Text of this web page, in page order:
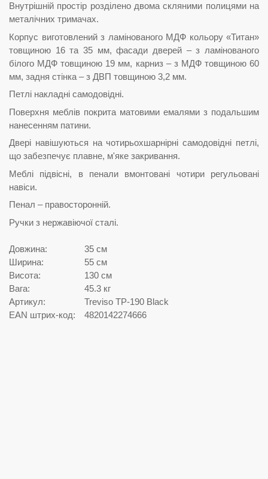
Внутрішній простір розділено двома скляними полицями на
металічних тримачах.
Корпус виготовлений з ламінованого МДФ кольору «Титан»
товщиною 16 та 35 мм, фасади дверей – з ламінованого
білого МДФ товщиною 19 мм, карниз – з МДФ товщиною 60
мм, задня стінка – з ДВП товщиною 3,2 мм.
Петлі накладні самодовідні.
Поверхня меблів покрита матовими емалями з подальшим
нанесенням патини.
Двері навішуються на чотирьохшарнірні самодовідні петлі,
що забезпечує плавне, м'яке закривання.
Меблі підвісні, в пенали вмонтовані чотири регульовані
навіси.
Пенал – правосторонній.
Ручки з нержавіючої сталі.
Довжина:
35 см
Ширина:
55 см
Висота:
130 см
Вага:
45.3 кг
Артикул:
Treviso TP-190 Black
EAN штрих-код:
4820142274666